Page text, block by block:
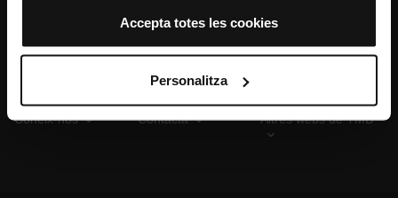
cookies d’aquella classe.
Un cop hagis marcat les teves preferències, has de fer
clic sobre “Selecciona i configura”. Així, s’instal·laran
només les cookies de la tipologia que hagis seleccionat
personalització, perquè permeten recordar les teves
opcions de navegació (com ara l’idioma) i milloren la teva
Accepta totes les cookies
Personalitza
Coneix-nos Contacta Altres webs de TMB